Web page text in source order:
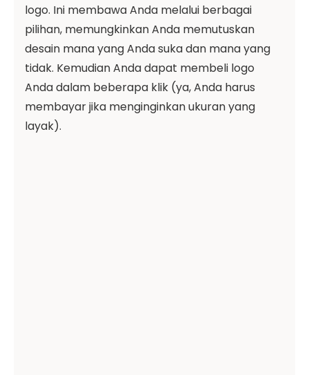
logo. Ini membawa Anda melalui berbagai
pilihan, memungkinkan Anda memutuskan
desain mana yang Anda suka dan mana yang
tidak. Kemudian Anda dapat membeli logo
Anda dalam beberapa klik (ya, Anda harus
membayar jika menginginkan ukuran yang
layak).